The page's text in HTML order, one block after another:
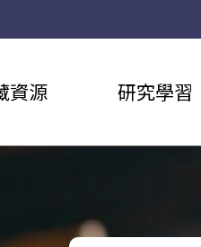
資源 研究學習